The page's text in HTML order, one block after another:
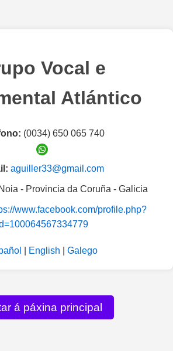
Vocal e
Atlántico
(0034) 650 065 740
aguiller33@gmail.com
Noia - Provincia da Coruña - Galicia
www.facebook.com/profile.php?
English Galego
á páxina principal